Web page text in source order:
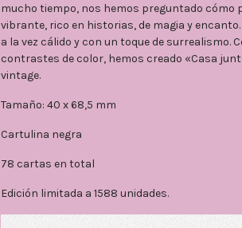
mucho tiempo, nos hemos preguntado
vibrante, rico en historias, de magia y
a la vez cálido y con un toque de
contrastes de color, hemos creado «Casa
vintage.
Tamaño: 40 x 68,5 mm
Cartulina negra
78 cartas en total
Edición limitada a 1588 unidades.